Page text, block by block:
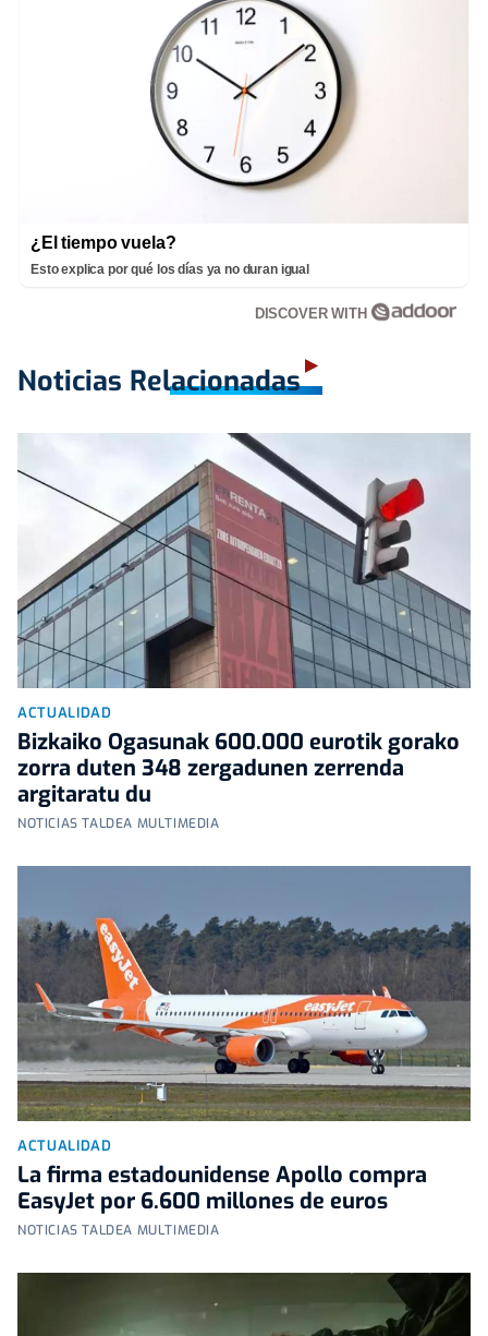
¿El tiempo vuela?
Esto explica por qué los días ya no duran igual
DISCOVER WITH
Noticias Relacionadas
ACTUALIDAD
Bizkaiko Ogasunak 600.000 eurotik gorako
zorra duten 348 zergadunen zerrenda
argitaratu du
NOTICIAS TALDEA MULTIMEDIA
ACTUALIDAD
La firma estadounidense Apollo compra
EasyJet por 6.600 millones de euros
NOTICIAS TALDEA MULTIMEDIA